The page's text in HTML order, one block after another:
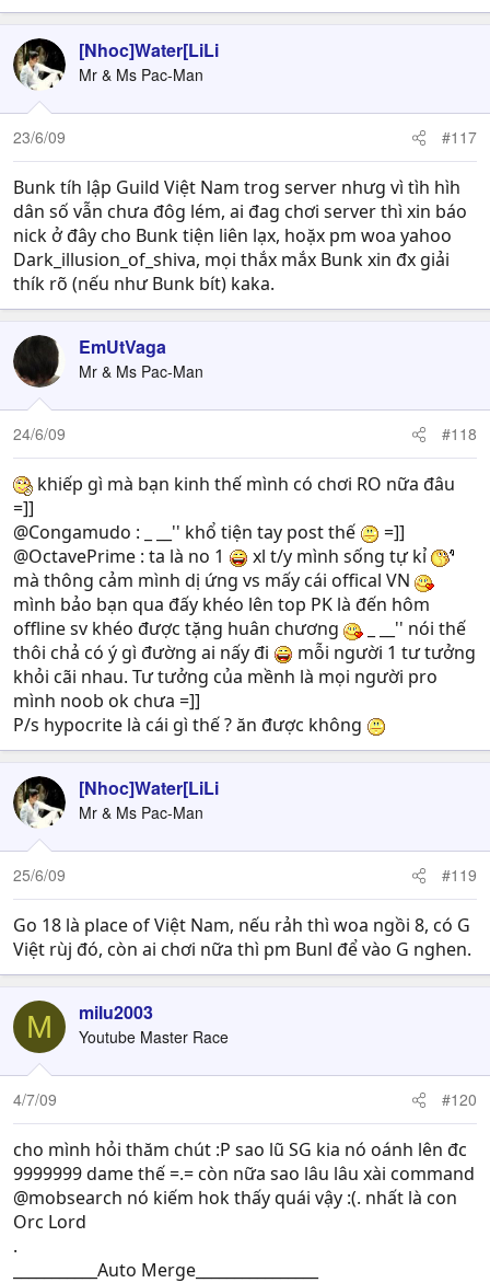
[Nhoc]Water[LiLi
Mr & Ms Pac-Man
23/6/09 #117
Bunk tíh lập Guild Việt Nam trog server nhưg vì tìh hìh
dân số vẫn chưa đôg lém, ai đag chơi server thì xin báo
nick ở đây cho Bunk tiện liên lạx, hoặx pm woa yahoo
Dark_illusion_of_shiva, mọi thắx mắx Bunk xin đx giải
thík rõ (nếu như Bunk bít) kaka.
EmUtVaga
Mr & Ms Pac-Man
24/6/09 #118
khiếp gì mà bạn kinh thế mình có chơi RO nữa đâu
=]]
@Congamudo : _ __'' khổ tiện tay post thế
=]]
@OctavePrime : ta là no 1
xl t/y mình sống tự kỉ
mà thông cảm mình dị ứng vs mấy cái offical VN
mình bảo bạn qua đấy khéo lên top PK là đến hôm
offline sv khéo được tặng huân chương
_ __'' nói thế
thôi chả có ý gì đường ai nấy đi
mỗi người 1 tư tưởng
khỏi cãi nhau. Tư tưởng của mềnh là mọi người pro
mình noob ok chưa =]]
P/s hypocrite là cái gì thế ? ăn được không
[Nhoc]Water[LiLi
Mr & Ms Pac-Man
25/6/09 #119
Go 18 là place of Việt Nam, nếu rảh thì woa ngồi 8, có G
Việt rùj đó, còn ai chơi nữa thì pm Bunl để vào G nghen.
M milu2003
Youtube Master Race
4/7/09 #120
cho mình hỏi thăm chút :P sao lũ SG kia nó oánh lên đc
9999999 dame thế =.= còn nữa sao lâu lâu xài command
@mobsearch nó kiếm hok thấy quái vậy :(. nhất là con
Orc Lord
.
___________Auto Merge________________